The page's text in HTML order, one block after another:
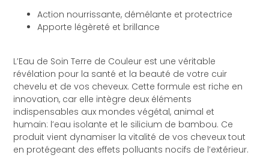
Action nourrissante, démélante et protectrice
Apporte légèreté et brillance
L’Eau de Soin Terre de Couleur est une véritable
révélation pour la santé et la beauté de votre cuir
chevelu et de vos cheveux. Cette formule est riche en
innovation, car elle intègre deux éléments
indispensables aux mondes végétal, animal et
humain: l’eau isolante et le silicium de bambou. Ce
produit vient dynamiser la vitalité de vos cheveux tout
en protégeant des effets polluants nocifs de l’extérieur.